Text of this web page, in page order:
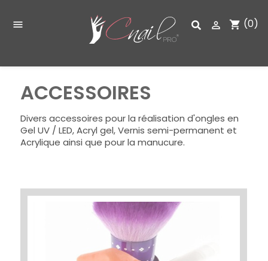
 shopping_cart (0)

ACCESSOIRES
Divers accessoires pour la réalisation d'ongles en
Gel UV / LED, Acryl gel, Vernis semi-permanent et
Acrylique ainsi que pour la manucure.